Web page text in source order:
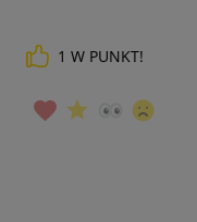
1 W PUNKT!